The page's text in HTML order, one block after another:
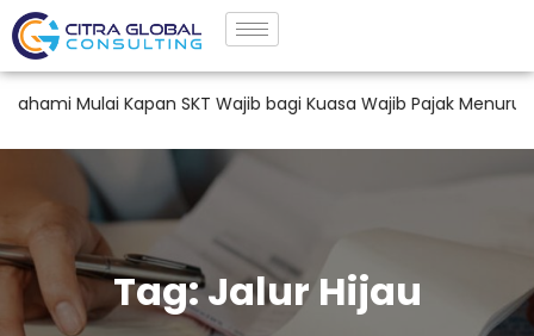
Mulai Kapan SKT Wajib bagi Kuasa Wajib Pajak Menurut
Tag:Jalur Hijau